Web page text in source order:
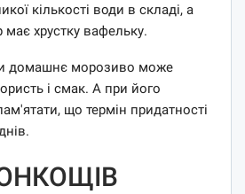
кількості води в складі, а
має хрустку вафельку.
домашнє морозиво може
і смак. А при його
що термін придатності